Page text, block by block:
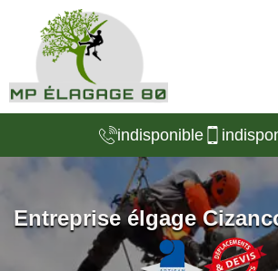
indisponible
Entreprise élgage